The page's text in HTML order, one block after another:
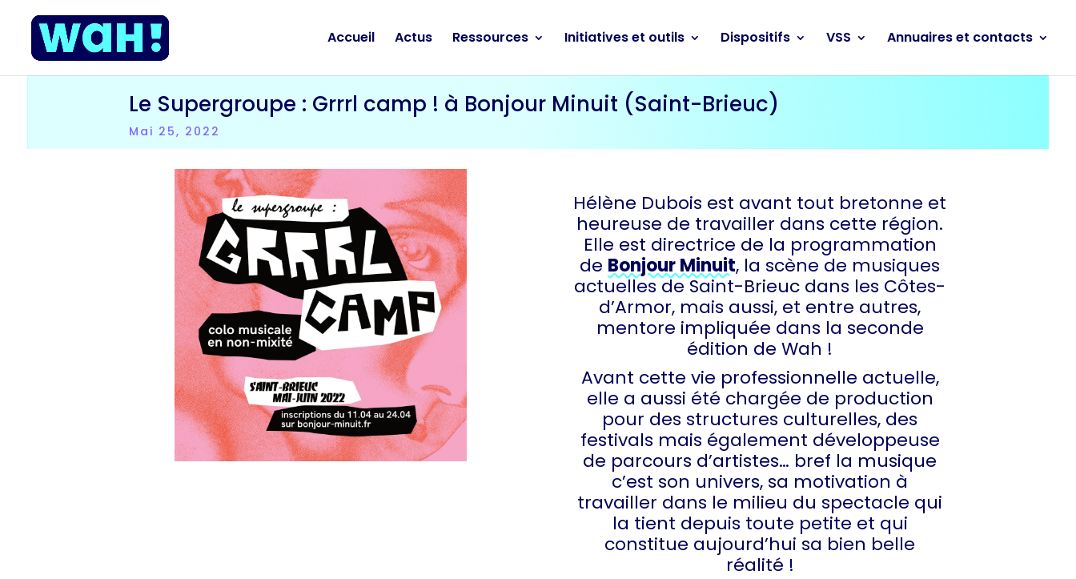
Accueil Actus Ressources Initiatives et outils Dispositifs VSS Annuaires et contacts
Le Supergroupe : Grrrl camp ! à Bonjour Minuit (Saint-Brieuc)
Mai 25, 2022
Hélène Dubois est avant tout bretonne et
heureuse de travailler dans cette région.
Elle est directrice de la programmation
de Bonjour Minuit, la scène de musiques
actuelles de Saint-Brieuc dans les Côtes-
d’Armor, mais aussi, et entre autres,
mentore impliquée dans la seconde
édition de Wah !
Avant cette vie professionnelle actuelle,
elle a aussi été chargée de production
pour des structures culturelles, des
festivals mais également développeuse
de parcours d’artistes… bref la musique
c’est son univers, sa motivation à
travailler dans le milieu du spectacle qui
la tient depuis toute petite et qui
constitue aujourd’hui sa bien belle
réalité !